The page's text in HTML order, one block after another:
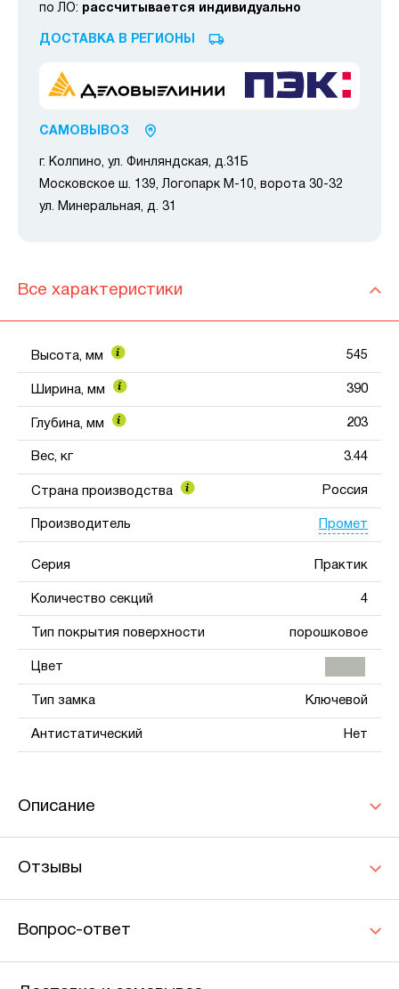
по ЛО: рассчитывается индивидуально
ДОСТАВКА В РЕГИОНЫ
САМОВЫВОЗ
г. Колпино, ул. Финляндская, д.31Б
Московское ш. 139, Логопарк М-10, ворота 30-32
ул. Минеральная, д. 31
Все характеристики
Высота, мм 545
Ширина, мм 390
Глубина, мм 203
Вес, кг 3.44
Страна производства Россия
Производитель Промет
Серия Практик
Количество секций 4
Тип покрытия поверхности порошковое
Цвет
Тип замка Ключевой
Антистатический Нет
Описание
Отзывы
Вопрос-ответ